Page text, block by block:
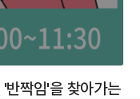
짝임'을 찾아가는